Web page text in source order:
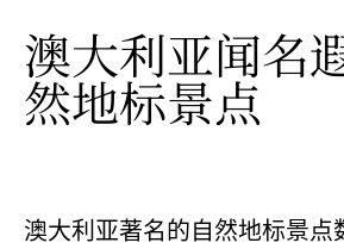
澳大利亚闻名
然地标景点
澳大利亚著名的自然地标景点